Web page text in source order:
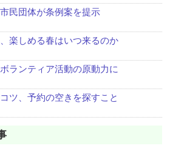
民団体が条例案を提示
楽しめる春はいつ来るのか
ランティア活動の原動力に
ツ、予約の空きを探すこと